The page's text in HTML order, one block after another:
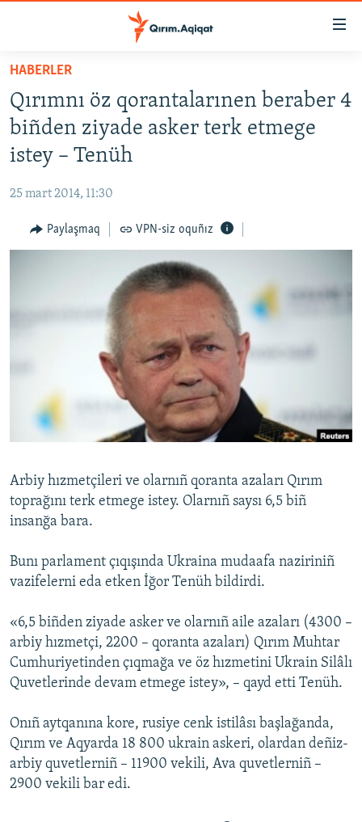
Esas
qaytmaq
Baş
navigatsiyağa
qaytmaq
Qıdıruvğa
SİYASET
İQTİSADİYAT
MEDENİYET
İNSAN AQLARI
Русский
Українською
HABERLER
Qırımnı öz qorantalarınen beraber 4
biñden ziyade asker terk etmege
istey – Tenüh
25 mart 2014, 11:30
Paylaşmaq VPN-siz oquñız
Arbiy hızmetçileri ve olarnıñ qoranta azaları Qırım
toprağını terk etmege istey. Olarnıñ saysı 6,5 biñ
insanğa bara.
Bunı parlament çıqışında Ukraina mudaafa naziriniñ
vazifelerni eda etken İğor Tenüh bildirdi.
«6,5 biñden ziyade asker ve olarnıñ aile azaları (4300 –
arbiy hızmetçi, 2200 – qoranta azaları) Qırım Muhtar
Cumhuriyetinden çıqmağa ve öz hızmetini Ukrain Silâlı
Quvetlerinde devam etmege istey», – qayd etti Tenüh.
Onıñ aytqanına kore, rusiye cenk istilâsı başlağanda,
Qırım ve Aqyarda 18 800 ukrain askeri, olardan deñiz-
arbiy quvetlerniñ – 11900 vekili, Ava quvetlerniñ –
2900 vekili bar edi.